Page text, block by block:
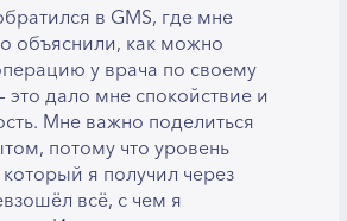
в GMS, где мне
объяснили, как можно
у врача по своему
дало мне спокойствие и
Мне важно поделиться
потому что уровень
я получил через
всё, с чем я